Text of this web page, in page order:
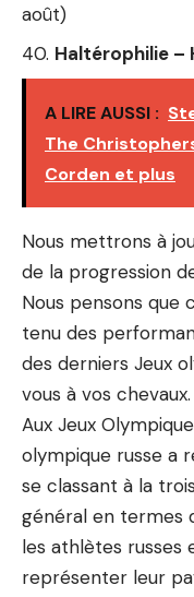
août)
Haltérophilie –
A LIRE AUSSI :
The
Corden et plus
Nous mettrons à
de la progression
Nous pensons que
tenu des
des derniers Jeux
vous à vos chevaux.
Aux Jeux
olympique russe a
se classant à la
général en termes
les athlètes russes
représenter leur